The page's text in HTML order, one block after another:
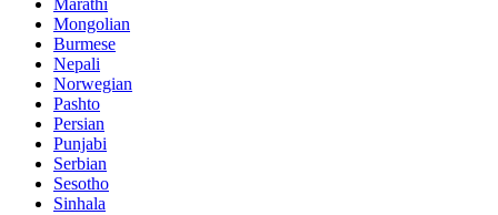
Mongolian
Burmese
Nepali
Norwegian
Pashto
Persian
Punjabi
Serbian
Sesotho
Sinhala